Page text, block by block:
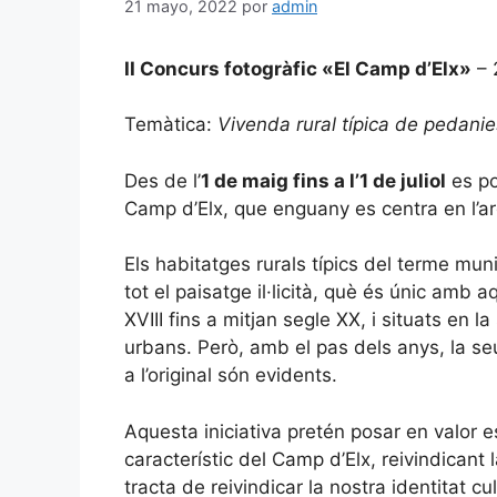
21 mayo, 2022 por admin
II Concurs fotogràfic «El Camp d’Elx» –
Temàtica: Vivenda rural típica de
Des de l’1 de maig fins a l’1 de juliol es
Camp d’Elx, que enguany es centra en
Els habitatges rurals típics del terme
tot el paisatge il·licità, què és únic amb
XVIII fins a mitjan segle XX, i situats en
urbans. Però, amb el pas dels anys, la
a l’original són evidents.
Aquesta iniciativa pretén posar en valor
característic del Camp d’Elx,
tracta de reivindicar la nostra identitat